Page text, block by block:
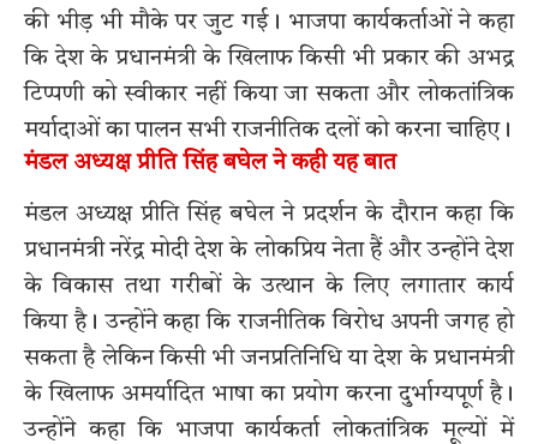
की भीड़ भी मौके पर जुट गई। भाजपा कार्यकर्ताओं ने कहा
कि देश के प्रधानमंत्री के खिलाफ किसी भी प्रकार की अभद्र
टिप्पणी को स्वीकार नहीं किया जा सकता और लोकतांत्रिक
मर्यादाओं का पालन सभी राजनीतिक दलों को करना चाहिए।
मंडल अध्यक्ष प्रीति सिंह बघेल ने कही यह बात
मंडल अध्यक्ष प्रीति सिंह बघेल ने प्रदर्शन के दौरान कहा कि
प्रधानमंत्री नरेंद्र मोदी देश के लोकप्रिय नेता हैं और उन्होंने देश
के विकास तथा गरीबों के उत्थान के लिए लगातार कार्य
किया है। उन्होंने कहा कि राजनीतिक विरोध अपनी जगह हो
सकता है लेकिन किसी भी जनप्रतिनिधि या देश के प्रधानमंत्री
के खिलाफ अमर्यादित भाषा का प्रयोग करना दुर्भाग्यपूर्ण है।
उन्होंने कहा कि भाजपा कार्यकर्ता लोकतांत्रिक मूल्यों में